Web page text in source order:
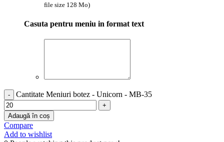
file size 128 Mo)
Casuta pentru meniu in format text
Cantitate Meniuri botez - Unicorn - MB-35
Adaugă în coș
Compare
Add to wishlist